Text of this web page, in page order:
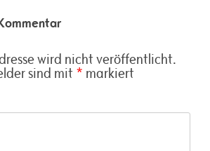
wird nicht veröffentlicht.
sind mit * markiert